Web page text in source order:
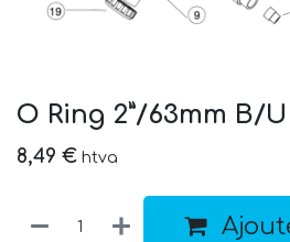
O Ring 2”/63mm B/U
8,49 € htva